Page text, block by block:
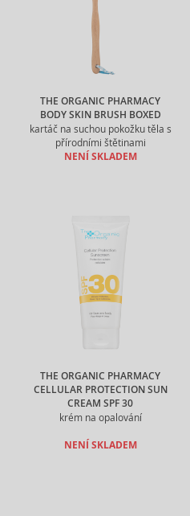
THE ORGANIC PHARMACY
BODY SKIN BRUSH BOXED
kartáč na suchou pokožku těla s
přírodními štětinami
NENÍ SKLADEM
THE ORGANIC PHARMACY
CELLULAR PROTECTION SUN
CREAM SPF 30
krém na opalování
NENÍ SKLADEM